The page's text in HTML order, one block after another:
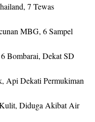
7 Tewas
MBG, 6 Sampel
Bombarai, Dekat SD
Api Dekati Permukiman
Diduga Akibat Air